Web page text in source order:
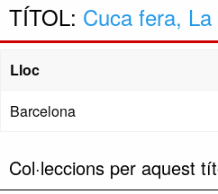
TÍTOL: Cuca fera, La
Lloc
Barcelona
Col·leccions per aquest